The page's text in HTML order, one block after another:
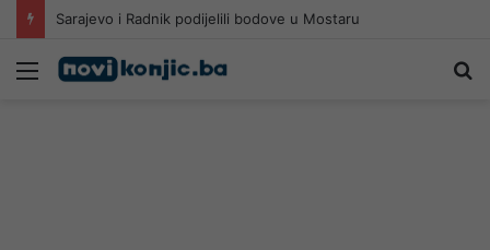
Sarajevo i Radnik podijelili bodove u Mostaru
Meni